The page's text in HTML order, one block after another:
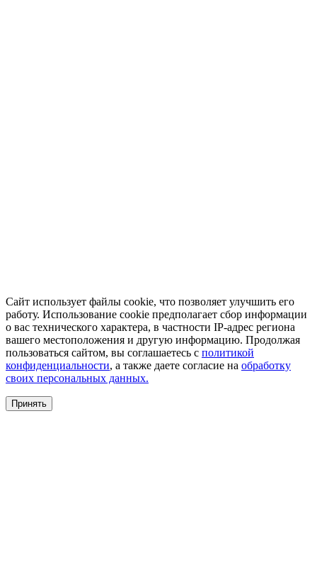
Сайт использует файлы cookie, что позволяет улучшить его
работу. Использование cookie предполагает сбор информации
о вас технического характера, в частности IP-адрес региона
вашего местоположения и другую информацию. Продолжая
пользоваться сайтом, вы соглашаетесь с политикой
конфиденциальности, а также даете согласие на обработку
своих персональных данных.
Принять